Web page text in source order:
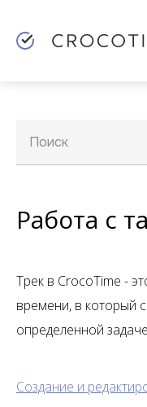
Поиск
Работа с
Трек в CrocoTime -
времени, в который
определенной